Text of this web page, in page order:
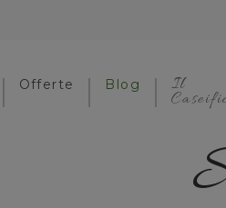
Offerte Blog Il